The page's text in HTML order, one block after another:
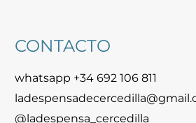
CONTACTO
whatsapp +34 692 106 811
@ladespensa_cercedilla